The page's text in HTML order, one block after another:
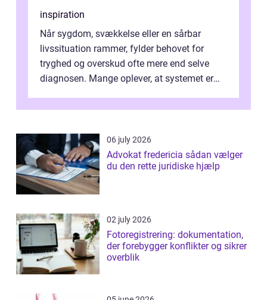
inspiration
Når sygdom, svækkelse eller en sårbar
livssituation rammer, fylder behovet for
tryghed og overskud ofte mere end selve
diagnosen. Mange oplever, at systemet er
06 july 2026
Advokat fredericia sådan vælger
du den rette juridiske hjælp
02 july 2026
Fotoregistrering: dokumentation,
der forebygger konflikter og sikrer
overblik